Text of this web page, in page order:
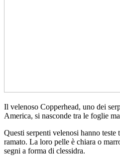
Il velenoso Copperhead, uno dei
America, si nasconde tra le foglie
Questi serpenti velenosi hanno
ramato. La loro pelle è chiara o
segni a forma di clessidra.